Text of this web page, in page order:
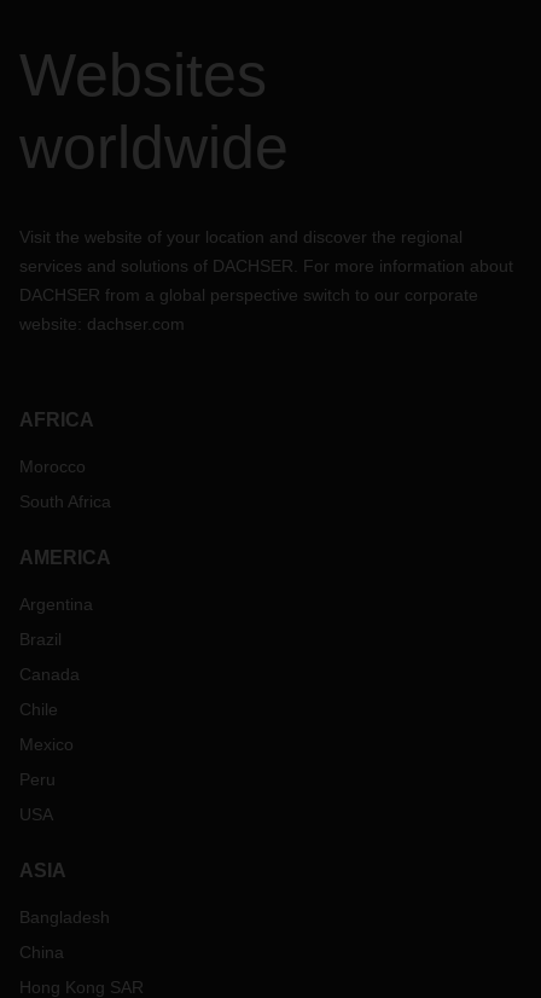
Websites
worldwide
Visit the website of your location and discover the regional
services and solutions of DACHSER. For more information about
DACHSER from a global perspective switch to our corporate
website: dachser.com
AFRICA
Morocco
South Africa
AMERICA
Argentina
Brazil
Canada
Chile
Mexico
Peru
USA
ASIA
Bangladesh
China
Hong Kong SAR